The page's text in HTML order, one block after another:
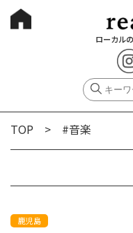
ローカル
TOP > #音楽
鹿児島